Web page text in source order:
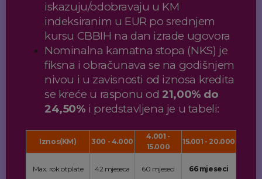
iskazuju/odobravaju u KM
indeksiranim u EUR po srednjem
kursu CBBIH na dan izrade ugovora
Nominalna kamatna stopa (NKS) je
fiksna i obračunava se na godišnjem
nivou i u zavisnosti od iznosa kredita
se kreće u rasponu od21,00% do
24,50% i predstavljena je u tabeli:
Iznos(KM) 300 - 4.000
4.001 -
15.000
15.001 - 20.000
Max. rok otplate 42 mjeseca 60 mjeseci 66 mjeseci